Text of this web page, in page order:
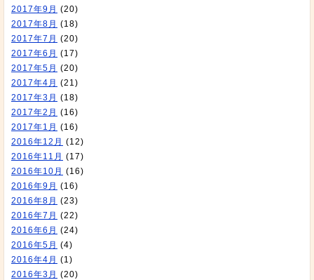
2017年9月 (20)
2017年8月 (18)
2017年7月 (20)
2017年6月 (17)
2017年5月 (20)
2017年4月 (21)
2017年3月 (18)
2017年2月 (16)
2017年1月 (16)
2016年12月 (12)
2016年11月 (17)
2016年10月 (16)
2016年9月 (16)
2016年8月 (23)
2016年7月 (22)
2016年6月 (24)
2016年5月 (4)
2016年4月 (1)
2016年3月 (20)